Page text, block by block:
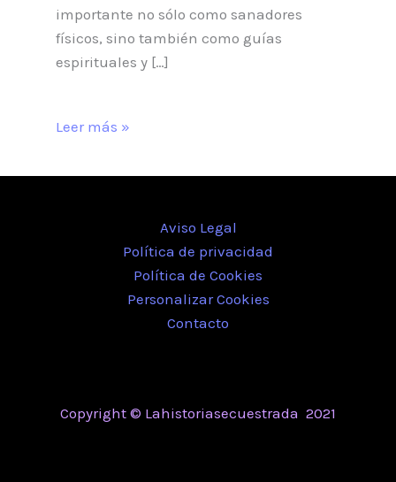
importante no sólo como sanadores
físicos, sino también como guías
espirituales y […]
Leer más »
Aviso Legal
Política de privacidad
Política de Cookies
Personalizar Cookies
Contacto
Copyright © Lahistoriasecuestrada 2021